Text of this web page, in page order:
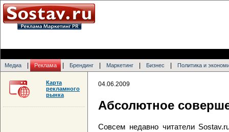
Медиа Реклама Брендинг Маркетинг Бизнес Политика и
04.06.2009
Абсолютное
Совсем недавно читатели
Карта
рекламного
рынка